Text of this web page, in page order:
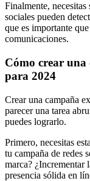
Finalmente, necesitas
sociales pueden
que es importante
comunicaciones.
Cómo crear una
para 2024
Crear una campaña
parecer una tarea
puedes lograrlo.
Primero, necesitas
tu campaña de redes
marca? ¿Incrementar
presencia sólida en